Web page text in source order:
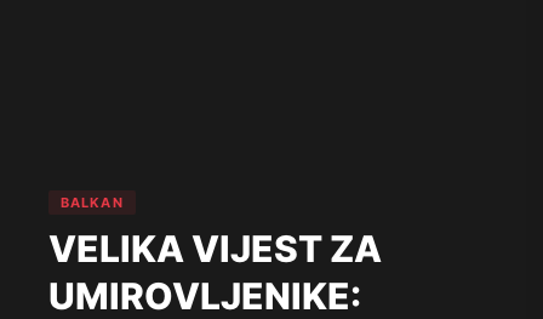
BALKAN
VELIKA VIJEST ZA
UMIROVLJENIKE: